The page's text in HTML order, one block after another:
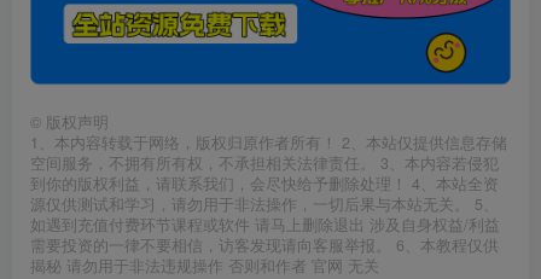
© 版权声明
1、本内容转载于网络，版权归原作者所有！ 2、本站仅提供信息存储
空间服务，不拥有所有权，不承担相关法律责任。 3、本内容若侵犯
到你的版权利益，请联系我们，会尽快给予删除处理！ 4、本站全资
源仅供测试和学习，请勿用于非法操作，一切后果与本站无关。 5、
如遇到充值付费环节课程或软件 请马上删除退出 涉及自身权益/利益
需要投资的一律不要相信，访客发现请向客服举报。 6、本教程仅供
揭秘 请勿用于非法违规操作 否则和作者 官网 无关